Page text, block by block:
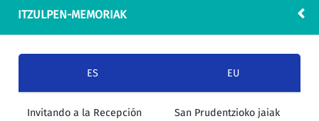
ITZULPEN-MEMORIAK
ES EU
Invitando a la Recepción
San Prudentzioko jaiak